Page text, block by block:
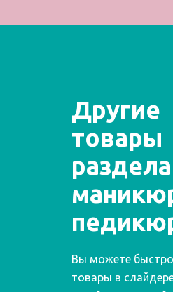
Другие
товары
Вы можете
товары в